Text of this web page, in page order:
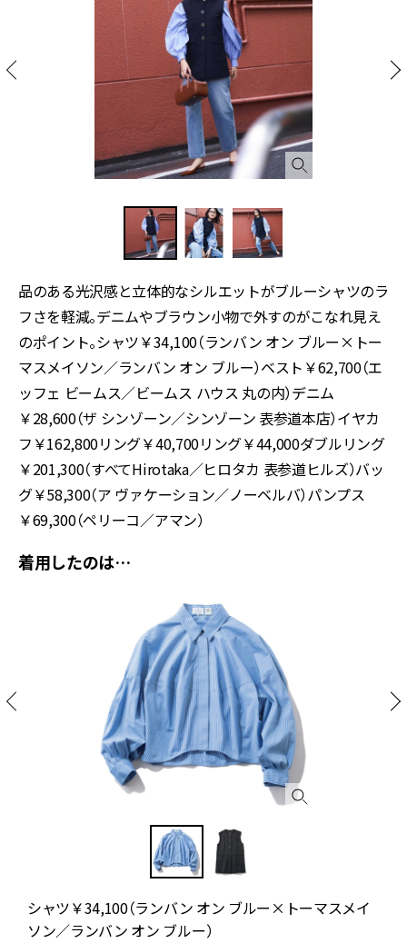
品のある光沢感と立体的なシルエットがブルーシャツのラ
フさを軽減。デニムやブラウン小物で外すのがこなれ見え
のポイント。シャツ￥34,100（ランバン オン ブルー×トー
マスメイソン／ランバン オン ブルー）ベスト￥62,700（エ
ッフェ ビームス／ビームス ハウス 丸の内）デニム
￥28,600（ザ シンゾーン／シンゾーン 表参道本店）イヤカ
フ￥162,800リング￥40,700リング￥44,000ダブルリング
￥201,300（すべてHirotaka／ヒロタカ 表参道ヒルズ）バッ
グ￥58,300（ア ヴァケーション／ノーベルバ）パンプス
￥69,300（ペリーコ／アマン）
着用したのは…
シャツ￥34,100（ランバン オン ブルー×トーマスメイ
ソン／ランバン オン ブルー）